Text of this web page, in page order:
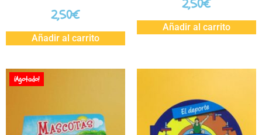
2,50€
Añadir al carrito
2,50€
Añadir al carrito
¡Agotado!